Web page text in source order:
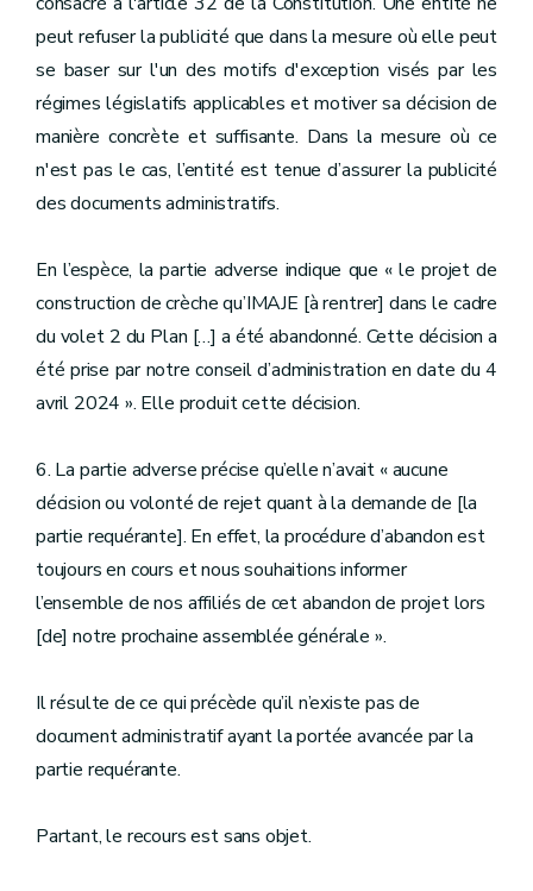
peut refuser la publicité que dans la mesure où elle peut
se baser sur l'un des motifs d'exception visés par les
régimes législatifs applicables et motiver sa décision de
manière concrète et suffisante. Dans la mesure où ce
n'est pas le cas, l’entité est tenue d’assurer la publicité
des documents administratifs.
En l’espèce, la partie adverse indique que « le projet de
construction de crèche qu’IMAJE [à rentrer] dans le cadre
du volet 2 du Plan […] a été abandonné. Cette décision a
été prise par notre conseil d’administration en date du 4
avril 2024 ». Elle produit cette décision.
6. La partie adverse précise qu’elle n’avait « aucune
décision ou volonté de rejet quant à la demande de [la
partie requérante]. En effet, la procédure d’abandon est
toujours en cours et nous souhaitions informer
l’ensemble de nos affiliés de cet abandon de projet lors
[de] notre prochaine assemblée générale ».
Il résulte de ce qui précède qu’il n’existe pas de
document administratif ayant la portée avancée par la
partie requérante.
Partant, le recours est sans objet.